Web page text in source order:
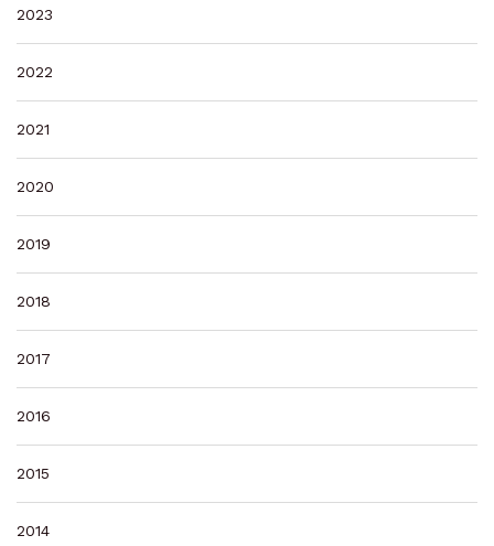
2023
2022
2021
2020
2019
2018
2017
2016
2015
2014